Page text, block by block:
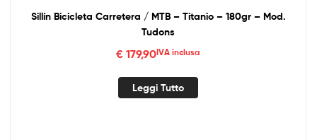
Sillín Bicicleta Carretera / MTB – Titanio – 180gr – Mod.
Tudons
€ 179,90IVA inclusa
Leggi Tutto